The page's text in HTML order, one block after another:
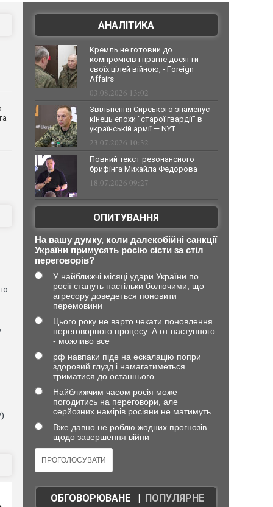
АНАЛІТИКА
Кремль не готовий до
компромісів і прагне досягти
своїх цілей війною, - Foreign
Affairs
03.08.2026 13:02
Звільнення Сирського знаменує
кінець епохи "старої гвардії" в
українській армії — NYT
23.07.2026 10:32
Повний текст резонансного
брифінга Михайла Федорова
18.07.2026 09:27
ОПИТУВАННЯ
На вашу думку, коли далекобійні санкції
України примусять росію сісти за стіл
переговорів?
У найближчі місяці удари України по
росії стануть настільки болючими, що
агресору доведеться поновити
перемовини
Цього року не варто чекати поновлення
переговорного процесу. А от наступного
- можливо все
рф навпаки піде на ескалацію попри
здоровий глузд і намагатиметься
триматися до останнього
Найближчим часом росія може
погодитись на переговори, але
серйозних намірів росіяни не матимуть
Вже давно не роблю жодних прогнозів
щодо завершення війни
ОБГОВОРЮВАНЕ| ПОПУЛЯРНЕ